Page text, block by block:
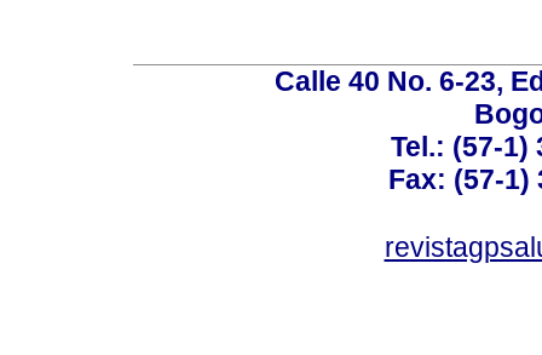
Calle 40 No. 6-23,
Tel.: (57-1)
Fax: (57-1)